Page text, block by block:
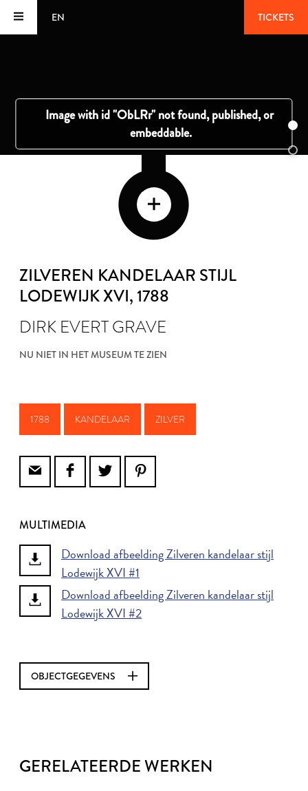
EN TICKETS
ZILVEREN KANDELAAR STIJL
LODEWIJK XVI, 1788
DIRK EVERT GRAVE
NU NIET IN HET MUSEUM TE ZIEN
1788 KANDELAAR ZILVER
MULTIMEDIA
Download afbeelding Zilveren kandelaar stijl
Lodewijk XVI #1
Download afbeelding Zilveren kandelaar stijl
Lodewijk XVI #2
OBJECTGEGEVENS
GERELATEERDE WERKEN